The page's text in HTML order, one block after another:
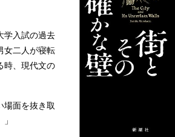
学入試の過去
女二人が寝転
時、現代文の
場面を抜き取